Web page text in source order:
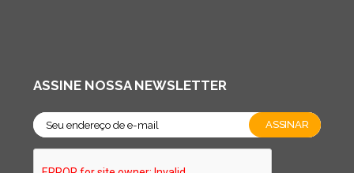
ASSINE NOSSA NEWSLETTER